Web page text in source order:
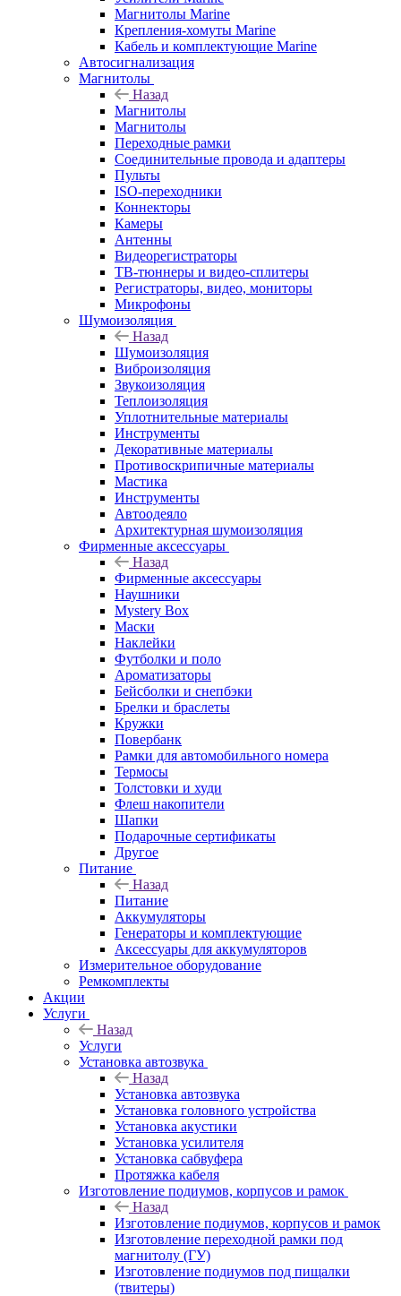
Магнитолы Marine
Крепления-хомуты Marine
Кабель и комплектующие Marine
Автосигнализация
Магнитолы
Назад
Магнитолы
Магнитолы
Переходные рамки
Соединительные провода и адаптеры
Пульты
ISO-переходники
Коннекторы
Камеры
Антенны
Видеорегистраторы
ТВ-тюннеры и видео-сплитеры
Регистраторы, видео, мониторы
Микрофоны
Шумоизоляция
Назад
Шумоизоляция
Виброизоляция
Звукоизоляция
Теплоизоляция
Уплотнительные материалы
Инструменты
Декоративные материалы
Противоскрипичные материалы
Мастика
Инструменты
Автоодеяло
Архитектурная шумоизоляция
Фирменные аксессуары
Назад
Фирменные аксессуары
Наушники
Mystery Box
Маски
Наклейки
Футболки и поло
Ароматизаторы
Бейсболки и снепбэки
Брелки и браслеты
Кружки
Повербанк
Рамки для автомобильного номера
Термосы
Толстовки и худи
Флеш накопители
Шапки
Подарочные сертификаты
Другое
Питание
Назад
Питание
Аккумуляторы
Генераторы и комплектующие
Аксессуары для аккумуляторов
Измерительное оборудование
Ремкомплекты
Акции
Услуги
Назад
Услуги
Установка автозвука
Назад
Установка автозвука
Установка головного устройства
Установка акустики
Установка усилителя
Установка сабвуфера
Протяжка кабеля
Изготовление подиумов, корпусов и рамок
Назад
Изготовление подиумов, корпусов и рамок
Изготовление переходной рамки под
магнитолу (ГУ)
Изготовление подиумов под пищалки
(твитеры)